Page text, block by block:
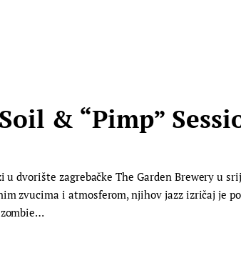
& “Pimp”
u dvorište zagrebačke The Garden Brewery u
zvucima i atmosferom, njihov jazz izričaj je
zombie…